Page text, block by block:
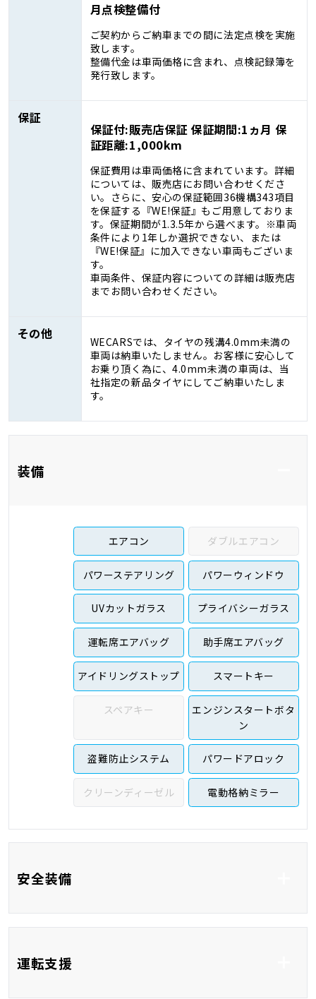
月点検整備付
ご契約からご納車までの間に法定点検を実施
致します。
整備代金は車両価格に含まれ、点検記録簿を
発行致します。
保証
保証付:販売店保証 保証期間:1ヵ月 保
証距離:1,000km
保証費用は車両価格に含まれています。詳細
については、販売店にお問い合わせくださ
い。さらに、安心の保証範囲36機構343項目
を保証する『WE!保証』もご用意しておりま
す。保証期間が1.3.5年から選べます。※車両
条件により1年しか選択できない、または
『WE!保証』に加入できない車両もございま
す。
車両条件、保証内容についての詳細は販売店
までお問い合わせください。
その他
WECARSでは、タイヤの残溝4.0mm未満の
車両は納車いたしません。お客様に安心して
お乗り頂く為に、4.0mm未満の車両は、当
社指定の新品タイヤにしてご納車いたしま
す。
装備
エアコン ダブルエアコン
パワーステアリング パワーウィンドウ
UVカットガラス プライバシーガラス
運転席エアバッグ 助手席エアバッグ
アイドリングストップ スマートキー
スペアキー
エンジンスタートボタ
ン
盗難防止システム パワードアロック
クリーンディーゼル 電動格納ミラー
安全装備
運転支援